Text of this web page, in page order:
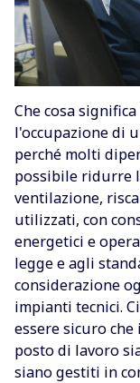
Che cosa
l'occupazione di
perché molti
possibile ridurre
ventilazione,
utilizzati, con
energetici e
legge e agli
considerazione
impianti tecnici.
essere sicuro
posto di lavoro
siano gestiti in